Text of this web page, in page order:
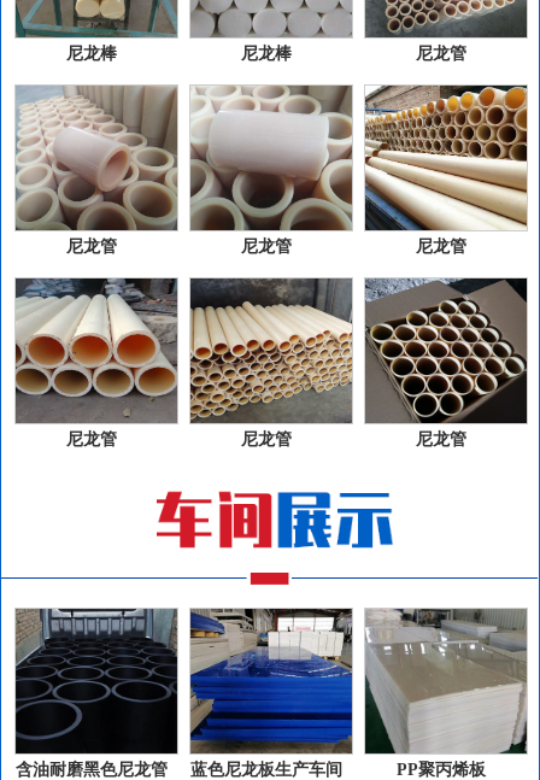
尼龙棒 尼龙棒 尼龙管
尼龙管 尼龙管 尼龙管
尼龙管 尼龙管 尼龙管
含油耐磨黑色尼龙管 蓝色尼龙板生产车间 PP聚丙烯板